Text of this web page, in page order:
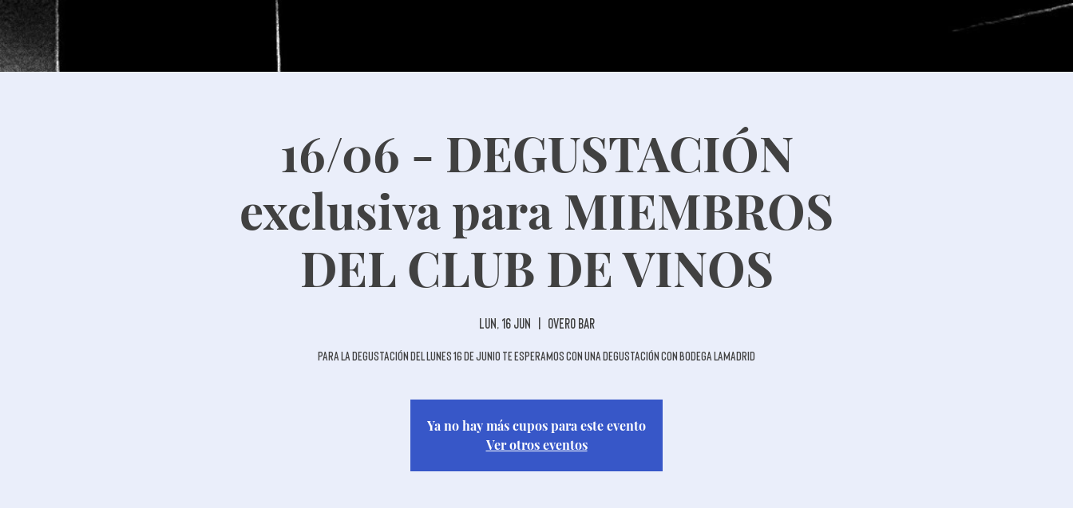
16/06 - DEGUSTACIÓN
exclusiva para MIEMBROS
DEL CLUB DE VINOS
lun, 16 jun Overo Bar
Para la degustación del lunes 16 de junio te esperamos con una degustación con Bodega Lamadrid
Ya no hay más cupos para este evento
Ver otros eventos